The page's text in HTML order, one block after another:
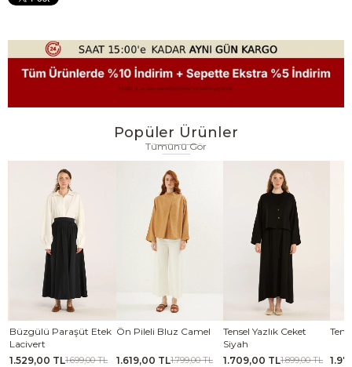
Popüler Ürünler
Tümünü Gör
Büzgülü Paraşüt Etek
Lacivert
1.529,00 TL1.699,00 TL
Ön Pileli Bluz Camel
1.619,00 TL1.799,00 TL
Tensel Yazlık Ceket
Siyah
1.709,00 TL1.899,00 TL